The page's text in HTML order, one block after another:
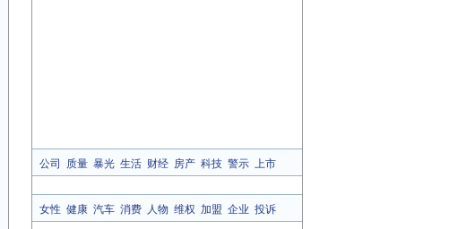
公司 质量 暴光 生活 财经 房产 科技 警示 上市
女性 健康 汽车 消费 人物 维权 加盟 企业 投诉